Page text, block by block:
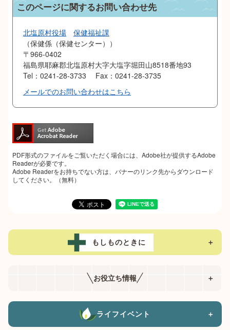
このページに関するお問い合わせ先
北塩原村役場
保健福祉課
保健係（保健センター）
〒966-0402
福島県耶麻郡北塩原村大字大塩字堀田山8518番地93
Tel：0241-28-3733
Fax：0241-28-3735
メールでのお問い合わせはこちら
PDF形式のファイルをご覧いただく場合には、Adobe社が提供するAdobe
Readerが必要です。
Adobe Readerをお持ちでない方は、バナーのリンク先からダウンロード
してください。（無料）
もしものときに ＋
お役立ち情報 ＋
ライフイベント ＋